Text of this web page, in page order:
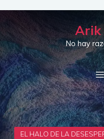
Saltar
al
contenido
Arik
No hay